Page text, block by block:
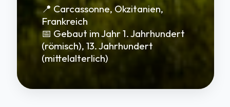
📍 Carcassonne, Okzitanien,
Frankreich
📅 Gebaut im Jahr 1. Jahrhundert
(römisch), 13. Jahrhundert
(mittelalterlich)